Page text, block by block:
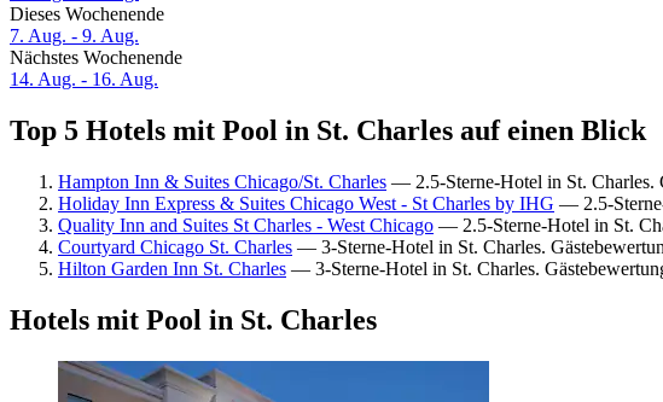
Dieses Wochenende
7. Aug. - 9. Aug.
Nächstes Wochenende
14. Aug. - 16. Aug.
Top 5 Hotels mit Pool in St. Charles auf einen Blick
Hampton Inn & Suites Chicago/St. Charles — 2.5-Sterne-Hotel in St. Charles.
Holiday Inn Express & Suites Chicago West - St Charles by IHG — 2.5-
Quality Inn and Suites St Charles - West Chicago — 2.5-Sterne-Hotel in St.
Courtyard Chicago St. Charles — 3-Sterne-Hotel in St. Charles.
Hilton Garden Inn St. Charles — 3-Sterne-Hotel in St. Charles.
Hotels mit Pool in St. Charles